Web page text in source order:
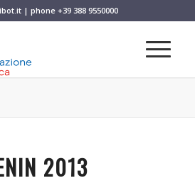
| phone+39 388 9550000
2013